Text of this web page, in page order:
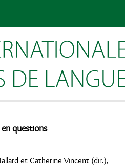
questions
et Catherine Vincent (dir.),